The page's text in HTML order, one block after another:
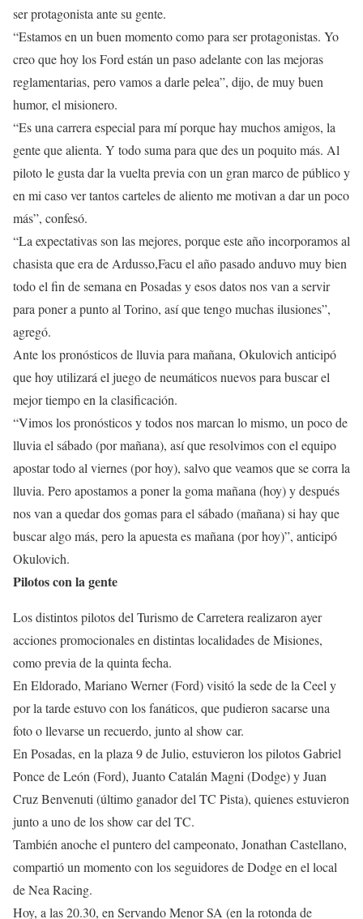
ser protagonista ante su gente.
“Estamos en un buen momento como para ser protagonistas. Yo
creo que hoy los Ford están un paso adelante con las mejoras
reglamentarias, pero vamos a darle pelea”, dijo, de muy buen
humor, el misionero.
“Es una carrera especial para mí porque hay muchos amigos, la
gente que alienta. Y todo suma para que des un poquito más. Al
piloto le gusta dar la vuelta previa con un gran marco de público y
en mi caso ver tantos carteles de aliento me motivan a dar un poco
más”, confesó.
“La expectativas son las mejores, porque este año incorporamos al
chasista que era de Ardusso,Facu el año pasado anduvo muy bien
todo el fin de semana en Posadas y esos datos nos van a servir
para poner a punto al Torino, así que tengo muchas ilusiones”,
agregó.
Ante los pronósticos de lluvia para mañana, Okulovich anticipó
que hoy utilizará el juego de neumáticos nuevos para buscar el
mejor tiempo en la clasificación.
“Vimos los pronósticos y todos nos marcan lo mismo, un poco de
lluvia el sábado (por mañana), así que resolvimos con el equipo
apostar todo al viernes (por hoy), salvo que veamos que se corra la
lluvia. Pero apostamos a poner la goma mañana (hoy) y después
nos van a quedar dos gomas para el sábado (mañana) si hay que
buscar algo más, pero la apuesta es mañana (por hoy)”, anticipó
Okulovich.
Pilotos con la gente
Los distintos pilotos del Turismo de Carretera realizaron ayer
acciones promocionales en distintas localidades de Misiones,
como previa de la quinta fecha.
En Eldorado, Mariano Werner (Ford) visitó la sede de la Ceel y
por la tarde estuvo con los fanáticos, que pudieron sacarse una
foto o llevarse un recuerdo, junto al show car.
En Posadas, en la plaza 9 de Julio, estuvieron los pilotos Gabriel
Ponce de León (Ford), Juanto Catalán Magni (Dodge) y Juan
Cruz Benvenuti (último ganador del TC Pista), quienes estuvieron
junto a uno de los show car del TC.
También anoche el puntero del campeonato, Jonathan Castellano,
compartió un momento con los seguidores de Dodge en el local
de Nea Racing.
Hoy, a las 20.30, en Servando Menor SA (en la rotonda de